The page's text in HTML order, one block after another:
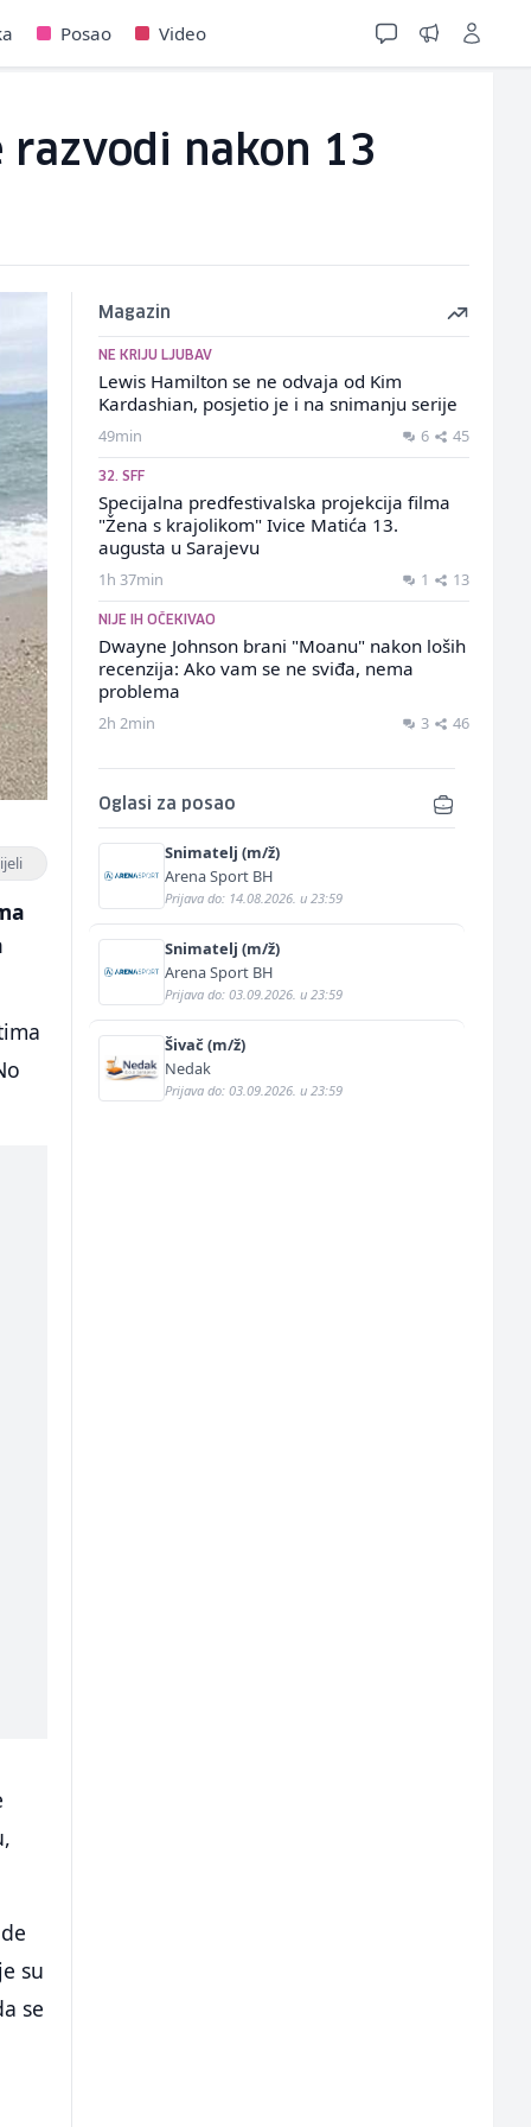
Posao Video
razvodi nakon 13
su
se
Magazin
NE KRIJU LJUBAV
Lewis Hamilton se ne odvaja od Kim
Kardashian, posjetio je i na snimanju serije
49min 6 45
32. SFF
Specijalna predfestivalska projekcija filma
"Žena s krajolikom" Ivice Matića 13.
augusta u Sarajevu
1h 37min 1 13
NIJE IH OČEKIVAO
Dwayne Johnson brani "Moanu" nakon loših
recenzija: Ako vam se ne sviđa, nema
problema
2h 2min 3 46
Oglasi za posao
Snimatelj (m/ž)
Arena Sport BH
Prijava do: 14.08.2026. u 23:59
Snimatelj (m/ž)
Arena Sport BH
Prijava do: 03.09.2026. u 23:59
Šivač (m/ž)
Nedak
Prijava do: 03.09.2026. u 23:59